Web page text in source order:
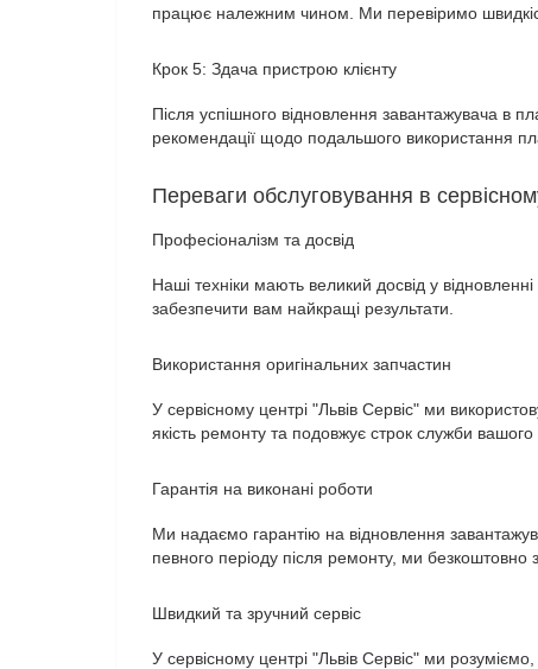
працює належним чином. Ми перевіримо
Крок 5: Здача пристрою клієнту
Після успішного відновлення завантажувача в
рекомендації щодо подальшого використання
Переваги обслуговування в
Професіоналізм та досвід
Наші техніки мають великий досвід у
забезпечити вам найкращі результати.
Використання оригінальних запчастин
У сервісному центрі "Львів Сервіс" ми
якість ремонту та подовжує строк служби вашого
Гарантія на виконані роботи
Ми надаємо гарантію на відновлення
певного періоду після ремонту, ми
Швидкий та зручний сервіс
У сервісному центрі "Львів Сервіс" ми